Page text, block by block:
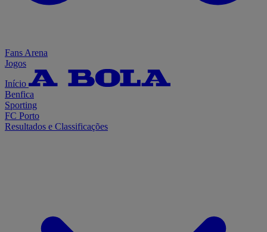
Fans Arena
Jogos
Início
Benfica
Sporting
FC Porto
Resultados e Classificações